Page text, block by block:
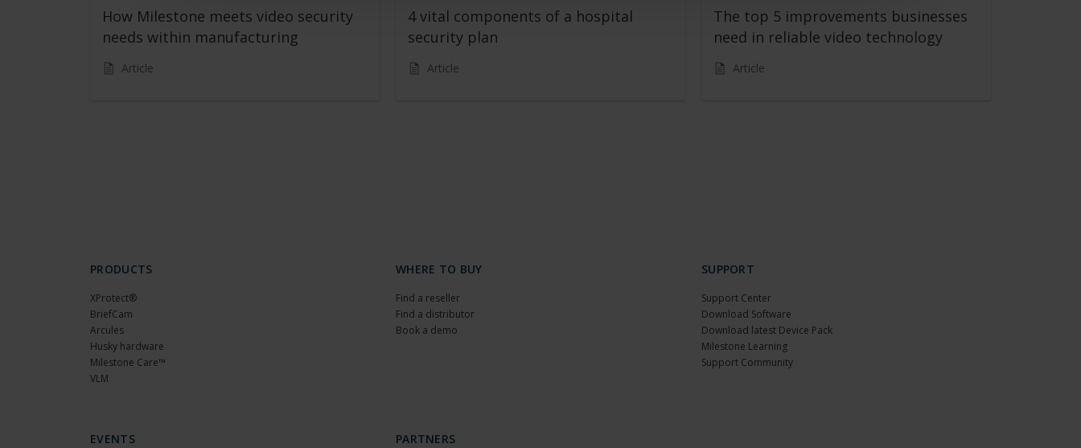
How Milestone meets video security
needs within manufacturing
Article
4 vital components of a hospital
security plan
Article
The top 5 improvements businesses
need in reliable video technology
Article
PRODUCTS
XProtect®
BriefCam
Arcules
Husky hardware
Milestone Care™
VLM
WHERE TO BUY
Find a reseller
Find a distributor
Book a demo
SUPPORT
Support Center
Download Software
Download latest Device Pack
Milestone Learning
Support Community
EVENTS PARTNERS